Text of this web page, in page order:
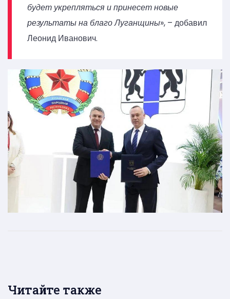
будет укрепляться и принесет новые
результаты на благо Луганщины», – добавил
Леонид Иванович.
Читайте также